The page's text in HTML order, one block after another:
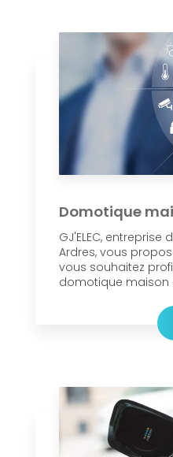
Domotique
GJ'ELEC,
Ardres, vous
vous souhaitez
domotique maison